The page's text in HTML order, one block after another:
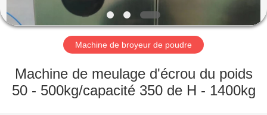
AU
SUJET
NOUS
Machine de broyeur de poudre
Machine de meulage d'écrou du poids
50 - 500kg/capacité 350 de H - 1400kg